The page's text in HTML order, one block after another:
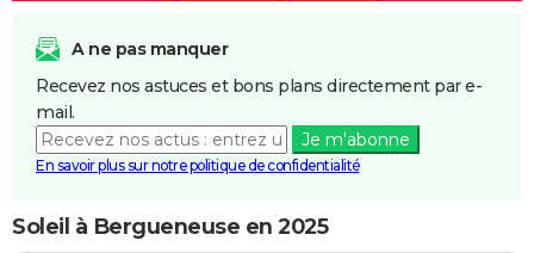
A ne pas manquer
Recevez nos astuces et bons plans directement par e-
mail.
Je m'abonne
En savoir plus sur notre politique de confidentialité
Soleil à Bergueneuse en 2025